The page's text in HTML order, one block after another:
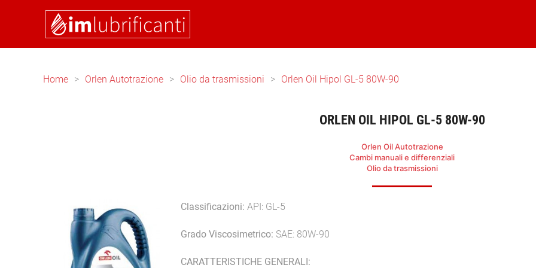
Skip to main content
Home Orlen Autotrazione Olio da trasmissioni Orlen Oil Hipol GL-5 80W-90
ORLEN OIL HIPOL GL-5 80W-90
Orlen Oil Autotrazione
Cambi manuali e differenziali
Olio da trasmissioni
Classificazioni: API: GL-5
Grado Viscosimetrico: SAE: 80W-90
CARATTERISTICHE GENERALI: